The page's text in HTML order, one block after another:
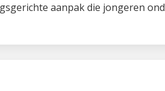
aanpak die jongeren